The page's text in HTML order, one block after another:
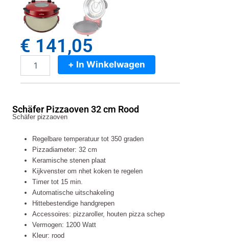
€ 141,05
Schäfer
Rood
aantal
+ In Winkelwagen
Schäfer Pizzaoven 32 cm Rood
Schäfer pizzaoven
Regelbare temperatuur tot 350 graden
Pizzadiameter: 32 cm
Keramische stenen plaat
Kijkvenster om nhet koken te regelen
Timer tot 15 min.
Automatische uitschakeling
Hittebestendige handgrepen
Accessoires: pizzaroller, houten pizza schep
Vermogen: 1200 Watt
Kleur: rood